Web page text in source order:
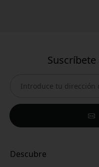
Descubre